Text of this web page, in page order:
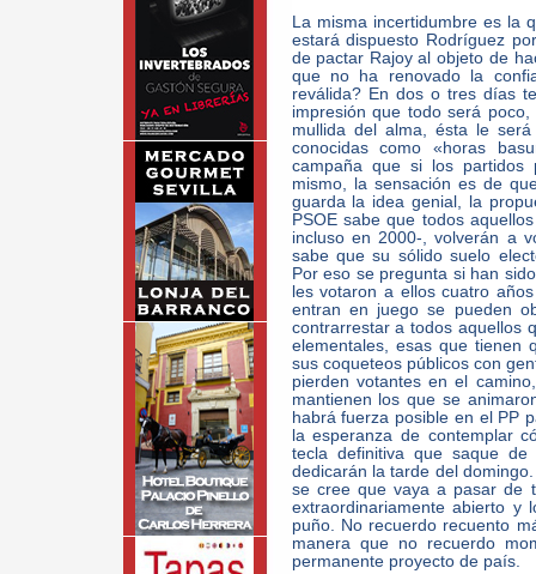
La misma incertidumbre es la
estará dispuesto Rodríguez
de pactar Rajoy al objeto de
que no ha renovado la
reválida? En dos o tres días
impresión que todo será
mullida del alma, ésta le
conocidas como «horas
campaña que si los partidos
mismo, la sensación es de
guarda la idea genial, la
PSOE sabe que todos
incluso en 2000-, volverán a
sabe que su sólido suelo
Por eso se pregunta si han
les votaron a ellos cuatro
entran en juego se pueden
contrarrestar a todos aquellos
elementales, esas que tienen
sus coqueteos públicos con
pierden votantes en el
mantienen los que se
habrá fuerza posible en el PP
la esperanza de contemplar
tecla definitiva que saque
dedicarán la tarde del
se cree que vaya a pasar de
extraordinariamente abierto y
puño. No recuerdo recuento
manera que no recuerdo
permanente proyecto de país.